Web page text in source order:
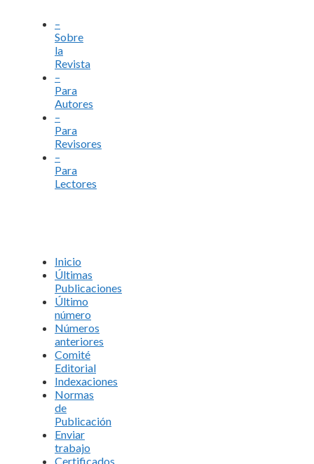
–
Sobre
la
Revista
–
Para
Autores
–
Para
Revisores
–
Para
Lectores
Inicio
Últimas
Publicaciones
Último
número
Números
anteriores
Comité
Editorial
Indexaciones
Normas
de
Publicación
Enviar
trabajo
Certificados